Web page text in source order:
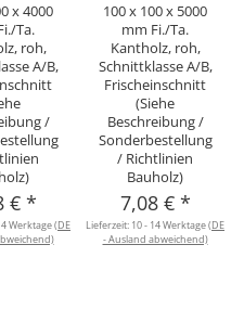
x 4000
Ta.
roh,
A/B,
/
€ *
Werktage(DE
100 x 100 x 5000
mm Fi./Ta.
Kantholz, roh,
Schnittklasse A/B,
Frischeinschnitt
(Siehe
Beschreibung /
Sonderbestellung
/ Richtlinien
Bauholz)
7,08 € *
Lieferzeit: 10 - 14 Werktage(DE
- Ausland abweichend)